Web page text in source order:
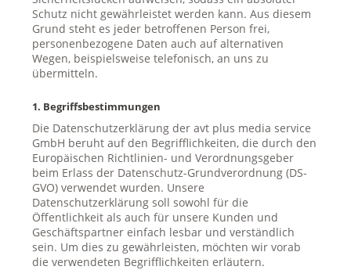
Schutz nicht gewährleistet werden kann. Aus diesem
Grund steht es jeder betroffenen Person frei,
personenbezogene Daten auch auf alternativen
Wegen, beispielsweise telefonisch, an uns zu
übermitteln.
1. Begriffsbestimmungen
Die Datenschutzerklärung der avt plus media service
GmbH beruht auf den Begrifflichkeiten, die durch den
Europäischen Richtlinien- und Verordnungsgeber
beim Erlass der Datenschutz-Grundverordnung (DS-
GVO) verwendet wurden. Unsere
Datenschutzerklärung soll sowohl für die
Öffentlichkeit als auch für unsere Kunden und
Geschäftspartner einfach lesbar und verständlich
sein. Um dies zu gewährleisten, möchten wir vorab
die verwendeten Begrifflichkeiten erläutern.